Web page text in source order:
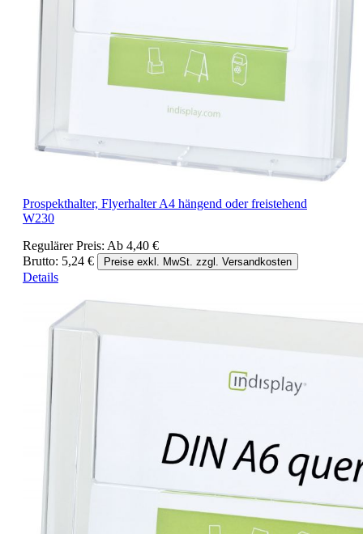
Prospekthalter, Flyerhalter A4 hängend oder freistehend
W230
Regulärer Preis: Ab 4,40 €
Brutto: 5,24 €
Preise exkl. MwSt. zzgl. Versandkosten
Details